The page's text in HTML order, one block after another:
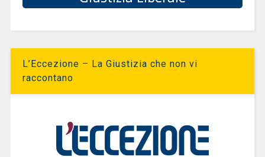
L’Eccezione – La Giustizia che non vi
raccontano